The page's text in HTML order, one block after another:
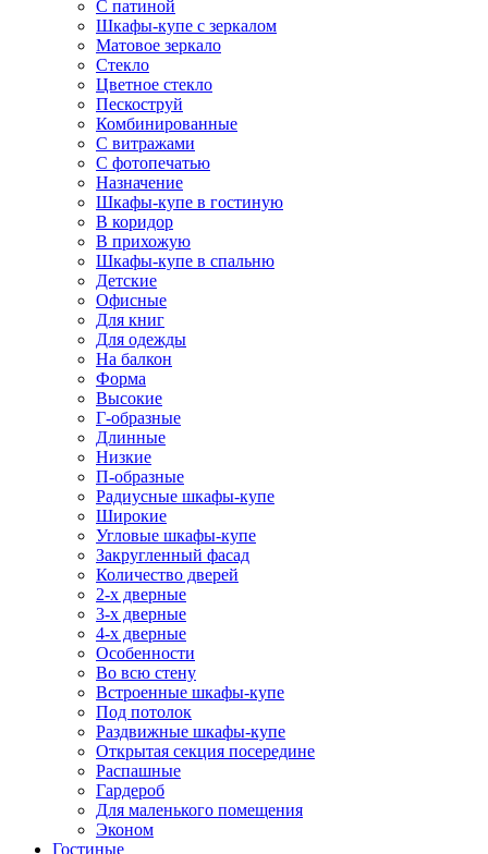
С патиной
Шкафы-купе с зеркалом
Матовое зеркало
Стекло
Цветное стекло
Пескоструй
Комбинированные
С витражами
С фотопечатью
Назначение
Шкафы-купе в гостиную
В коридор
В прихожую
Шкафы-купе в спальню
Детские
Офисные
Для книг
Для одежды
На балкон
Форма
Высокие
Г-образные
Длинные
Низкие
П-образные
Радиусные шкафы-купе
Широкие
Угловые шкафы-купе
Закругленный фасад
Количество дверей
2-х дверные
3-х дверные
4-х дверные
Особенности
Во всю стену
Встроенные шкафы-купе
Под потолок
Раздвижные шкафы-купе
Открытая секция посередине
Распашные
Гардероб
Для маленького помещения
Эконом
Гостиные